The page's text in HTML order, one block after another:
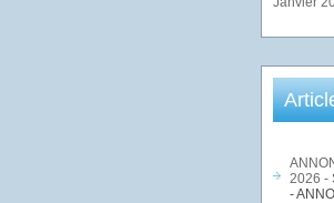
2026 -
-